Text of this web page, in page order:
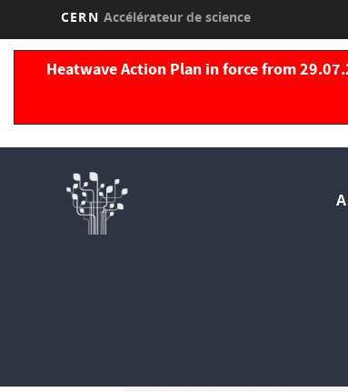
Aller
CERN Accélérateur de science
Heatwave Action Plan in force from